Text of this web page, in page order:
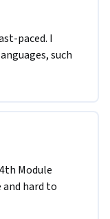
paced. I
such
Module
and hard to